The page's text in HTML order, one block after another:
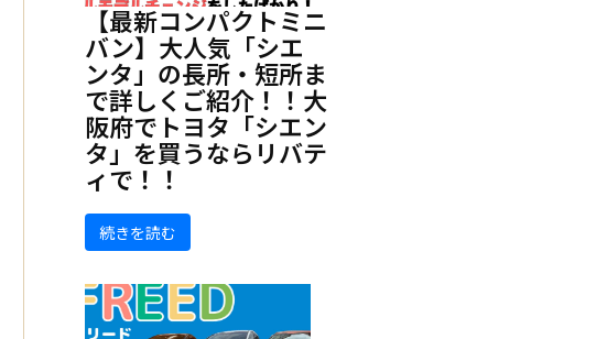
【最新コンパクトミニ
バン】大人気「シエ
ンタ」の長所・短所ま
で詳しくご紹介！！大
阪府でトヨタ「シエン
タ」を買うならリバテ
ィで！！
続きを読む